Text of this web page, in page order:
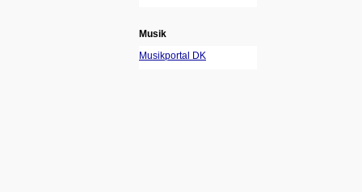
Musik
Musikportal DK